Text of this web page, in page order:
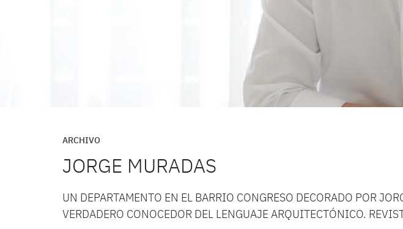
ARCHIVO
JORGE MURADAS
UN DEPARTAMENTO EN EL BARRIO CONGRESO DECORADO POR
VERDADERO CONOCEDOR DEL LENGUAJE ARQUITECTÓNICO.